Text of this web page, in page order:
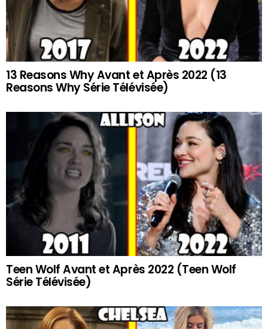
13 Reasons Why Avant et Après 2022 (13
Reasons Why Série Télévisée)
Teen Wolf Avant et Après 2022 (Teen Wolf
Série Télévisée)